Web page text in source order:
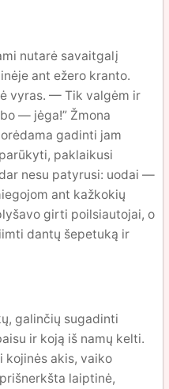
nutarė savaitgalį
ant ežero kranto.
vyras. — Tik valgėm ir
— jėga!” Žmona
gadinti jam
paklaikusi
nesu patyrusi: uodai —
ant kažkokių
girti poilsiautojai, o
dantų šepetuką ir
galinčių sugadinti
ir koją iš namų kelti.
kojinės akis, vaiko
laiptinė,